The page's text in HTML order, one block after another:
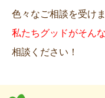
色々なご相談を受けま
私たちグッドがそん
相談ください！